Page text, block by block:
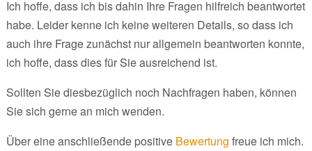
Ich hoffe, dass ich bis dahin Ihre Fragen hilfreich beantwortet
habe. Leider kenne ich keine weiteren Details, so dass ich
auch ihre Frage zunächst nur allgemein beantworten konnte,
ich hoffe, dass dies für Sie ausreichend ist.
Sollten Sie diesbezüglich noch Nachfragen haben, können
Sie sich gerne an mich wenden.
Über eine anschließende positive Bewertung freue ich mich.